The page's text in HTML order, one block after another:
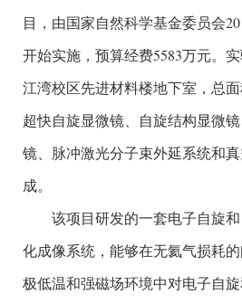
目，由国家自然科学基金委员会
开始实施，预算经费5583万元。
江湾校区先进材料楼地下室，总
超快自旋显微镜、自旋结构显微
镜、脉冲激光分子束外延系统和
成。
该项目研发的一套电子自旋
化成像系统，能够在无氦气损耗
极低温和强磁场环境中对电子自